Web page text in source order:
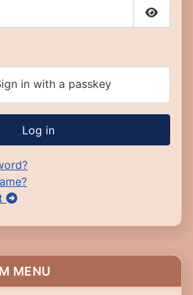
Show
in with a passkey
Log in
MENU